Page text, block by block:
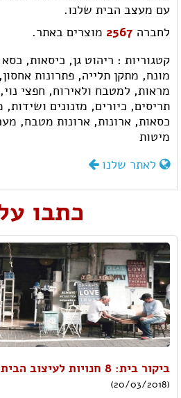
עם מעצב הבית שלנו.
לחברה 2567 מוצרים באתר.
קטגוריות : ריהוט גן, כיסאות,
מונח, מתקן תלייה, פתרונות אחסון,
מראות, למטבח ולאירוח, חפצי נוי,
תריסים, כיורים, מזנונים ושידות,
כסאות, ארונות, ארונות מטבח,
מיטות
לאתר שלנו
כתבו
ביקור בית: 8 חנויות לעיצוב הבית ששוות ביקור
(20/03/2018)